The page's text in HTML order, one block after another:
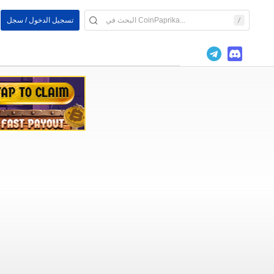
تسجيل الدخول / سجل